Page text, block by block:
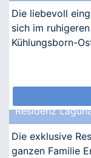
Die liebevoll
sich im
Kühlungsborn-
Residenz
Die exklusive
ganzen Familie